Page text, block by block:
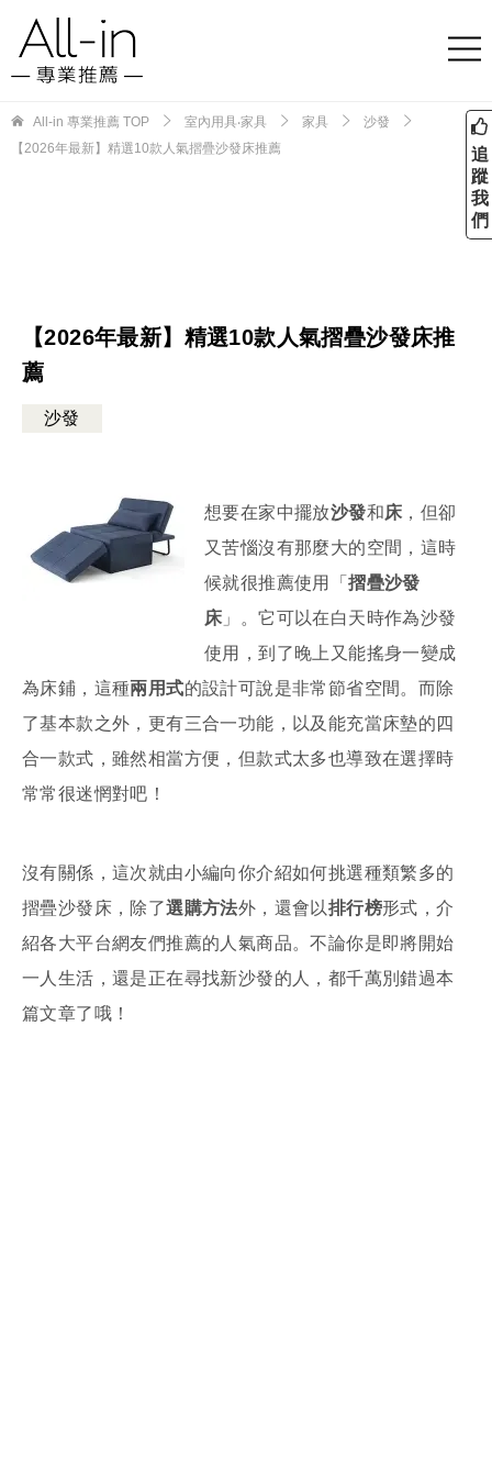
All-in 專業推薦 TOP 室內用具‧家具 家具
沙發
【2026年最新】精選10款人氣摺疊沙發床推薦
【2026年最新】精選10款人氣摺疊沙發床推
薦
沙發
想要在家中擺放沙發和床 ，但卻
又苦惱沒有那麼大的空間，這時
候就很推薦使用「摺疊沙發
床 」。它可以在白天時作為沙發
使用，到了晚上又能搖身一變成
為床鋪，這種兩用式的設計可說是非常節省空間。而除
了基本款之外，更有三合一功能，以及能充當床墊的四
合一款式，雖然相當方便，但款式太多也導致在選擇時
常常很迷惘對吧！
沒有關係，這次就由小編向你介紹如何挑選種類繁多的
摺疊沙發床，除了選購方法外，還會以排行榜形式，介
紹各大平台網友們推薦的人氣商品。不論你是即將開始
一人生活，還是正在尋找新沙發的人，都千萬別錯過本
篇文章了哦！
追
蹤
我
們